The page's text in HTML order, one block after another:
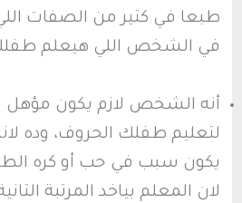
طبعا في كتير من الصفات
في الشخص اللي هيعلم
أنه الشخص لازم يكون مؤهل
لتعليم طفلك الحروف، وده
يكون سبب في حب أو كره
لان المعلم بياخد المرتبة